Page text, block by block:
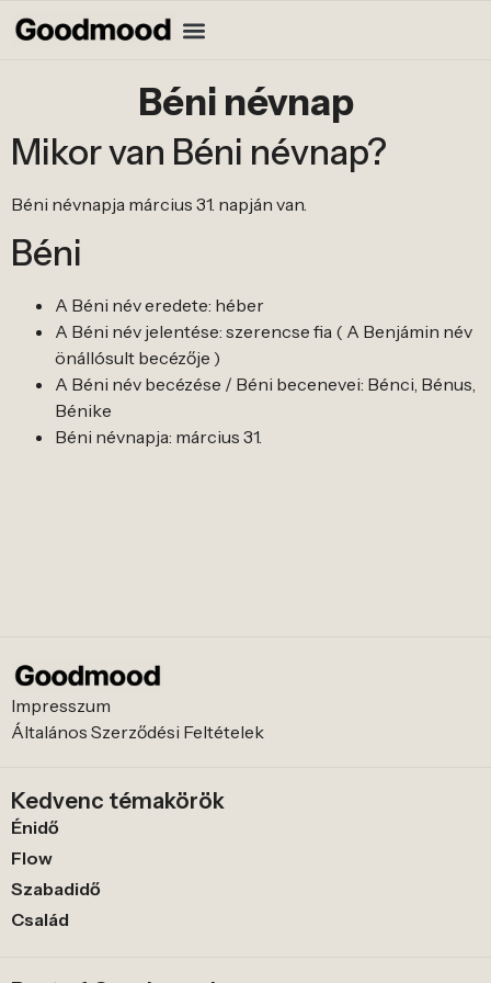
Béni névnap
Mikor van Béni névnap?
Béni névnapja március 31. napján van.
Béni
A Béni név eredete: héber
A Béni név jelentése: szerencse fia ( A Benjámin név
önállósult becézője )
A Béni név becézése / Béni becenevei: Bénci, Bénus,
Bénike
Béni névnapja: március 31.
Impresszum
Általános Szerződési Feltételek
Kedvenc témakörök
Énidő
Flow
Szabadidő
Család